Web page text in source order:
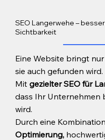
SEO Langerwehe –
Sichtbarkeit
Eine Website bringt
sie auch gefunden wird.
Mit gezielter SEO für
dass Ihr Unternehmen
wird.
Durch eine
Optimierung,